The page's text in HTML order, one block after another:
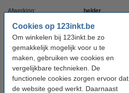
Cookies op 123inkt.be
Om winkelen bij 123inkt.be zo
gemakkelijk mogelijk voor u te
maken, gebruiken we cookies en
vergelijkbare technieken. De
functionele cookies zorgen ervoor dat
de website goed werkt. Daarnaast
Afwerking: helder
Punt: divers
Aantal: 3 stuk(s)
Tip: meebestellen